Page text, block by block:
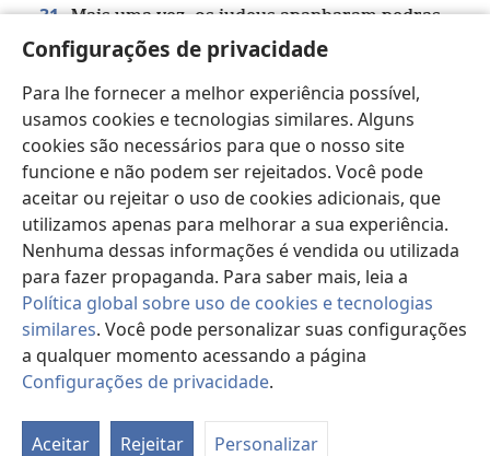
Configurações de privacidade
Para lhe fornecer a melhor experiência possível,
usamos cookies e tecnologias similares. Alguns
cookies são necessários para que o nosso site
funcione e não podem ser rejeitados. Você pode
aceitar ou rejeitar o uso de cookies adicionais, que
utilizamos apenas para melhorar a sua experiência.
Nenhuma dessas informações é vendida ou utilizada
para fazer propaganda. Para saber mais, leia a
Política global sobre uso de cookies e tecnologias
similares. Você pode personalizar suas configurações
a qualquer momento acessando a página
Configurações de privacidade.
Aceitar Rejeitar Personalizar
31 Mais uma vez, os judeus apanharam pedras
para apedrejá-lo.
32 Então Jesus lhes disse: “Eu
qual dessas obras vocês vão me apedrejar?” 33
judeus lhe responderam: “Nós não vamos apedrejá-
lo por uma boa obra, mas por blasfêmia; d pois você,
embora seja um homem, se faz um deus.”
34
lhes respondeu: “Não está escrito na sua Lei: ‘Eu
disse: “Vocês são deuses”’?
35 Se aqueles contra
* quem se dirigiu a palavra de Deus foram
chamados de ‘deuses’
— e as Escrituras não podem
ser anuladas —,
36 vocês dizem a mim, * a quem o
Pai santificou e enviou ao mundo: ‘Você blasfema’,
porque eu disse: ‘Sou Filho de Deus’?
38 Mas, se eu as faço, mesmo que não acreditem em